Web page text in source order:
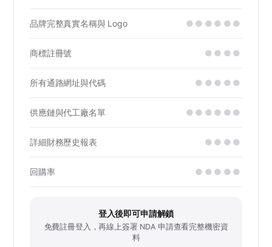
品牌完整真實名稱與 Logo ●●●●●●
商標註冊號 ●●●●
所有通路網址與代碼 ●●●●●
供應鏈與代工廠名單 ●●●●●●
詳細財務歷史報表 ●●●●
回購率 ●●●●●
登入後即可申請解鎖
免費註冊登入，再線上簽署 NDA 申請查看完整機密資
料